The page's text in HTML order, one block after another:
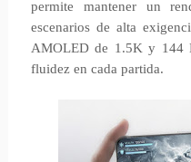
permite mantener un
escenarios de alta
AMOLED de 1.5K y 144
fluidez en cada partida.